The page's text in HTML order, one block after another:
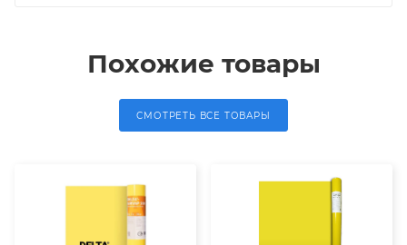
Похожие товары
СМОТРЕТЬ ВСЕ ТОВАРЫ